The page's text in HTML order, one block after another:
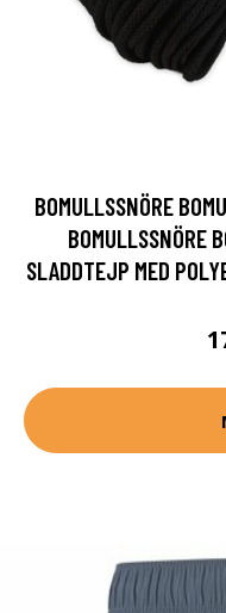
BOMULLSSNÖRE
BOMULLSSNÖRE
SLADDTEJP MED